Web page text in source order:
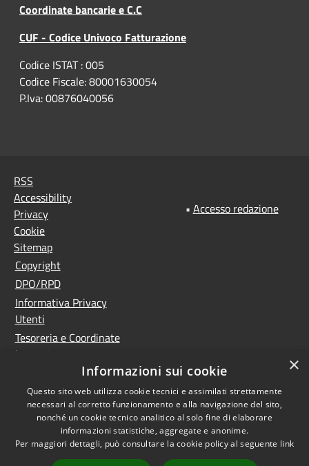
Coordinate bancarie e C.C
CUF - Codice Univoco Fatturazione
Codice ISTAT : 005
Codice Fiscale: 80001630054
P.Iva: 00876040056
RSS
Accessibility
Privacy
Cookie
Sitemap
Copyright
DPO/RPD
Informativa Privacy
Utenti
Tesoreria e Coordinate
bancarie
Controlla la tua posta
PNRR (Piano Nazionale
di Ripresa e Resilienza)
Meccanismo di feedback
Whistleblowing
• Accesso redazione
×
Informazioni sui cookie
Questo sito web utilizza cookie tecnici e assimilati strettamente
necessari al corretto funzionamento e alla navigazione del sito,
nonché un cookie tecnico analitico al solo fine di elaborare
informazioni statistiche, aggregate e anonime.
Per maggiori dettagli, può consultare la cookie policy al seguente link